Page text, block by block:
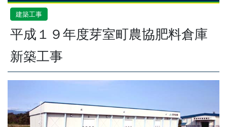
建築工事
平成１９年度芽室町農協肥料倉庫
新築工事